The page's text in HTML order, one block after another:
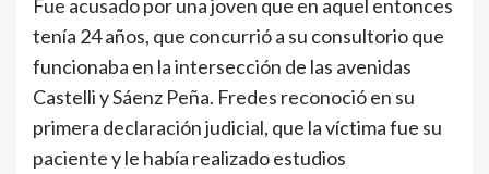
Fue acusado por una joven que en aquel entonces
tenía 24 años, que concurrió a su consultorio que
funcionaba en la intersección de las avenidas
Castelli y Sáenz Peña. Fredes reconoció en su
primera declaración judicial, que la víctima fue su
paciente y le había realizado estudios